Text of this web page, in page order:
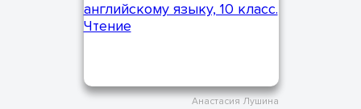
Анастасия Лушина